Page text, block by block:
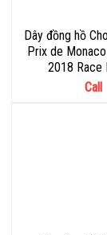
Dây đồng hồ
Prix de
2018 Race
Call